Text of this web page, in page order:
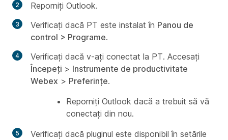
Reporniți Outlook.
Verificați dacă PT este instalat în Panou de
control > Programe.
Verificați dacă v-ați conectat la PT. Accesați
Începeți > Instrumente de productivitate
Webex > Preferințe.
Reporniți Outlook dacă a trebuit să vă
conectați din nou.
Verificați dacă pluginul este disponibil în setările